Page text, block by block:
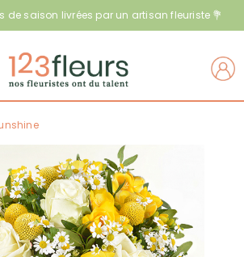
de saison livrées par un artisan fleuriste 💐